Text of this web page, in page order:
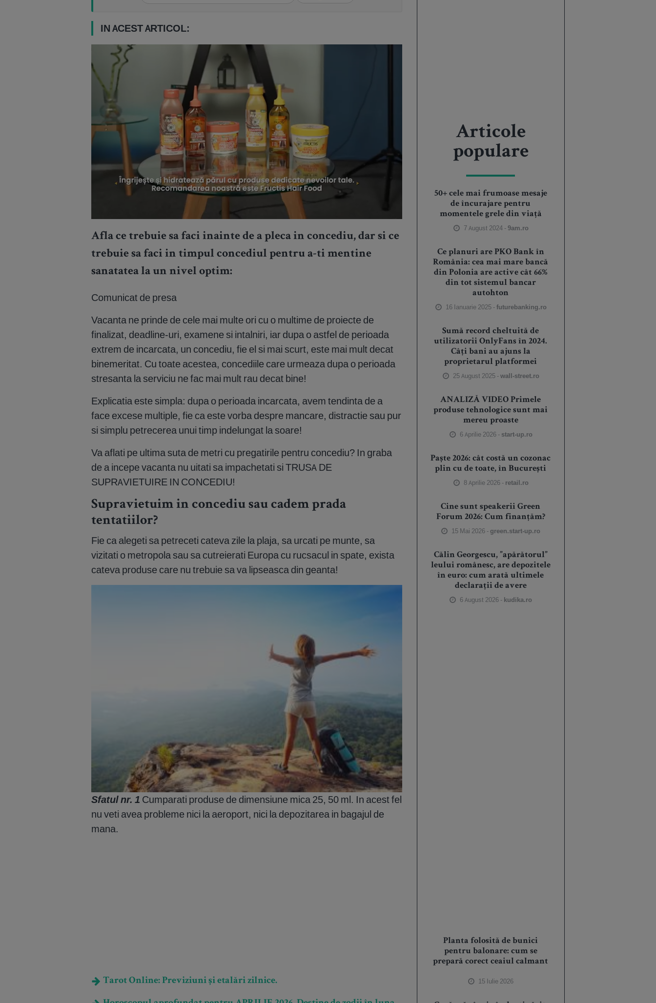
IN ACEST ARTICOL:
Afla ce trebuie sa faci inainte de a pleca in concediu, dar si ce
trebuie sa faci in timpul concediul pentru a-ti mentine
sanatatea la un nivel optim:
Comunicat de presa
Vacanta ne prinde de cele mai multe ori cu o multime de proiecte de
finalizat, deadline-uri, examene si intalniri, iar dupa o astfel de perioada
extrem de incarcata, un concediu, fie el si mai scurt, este mai mult decat
binemeritat. Cu toate acestea, concediile care urmeaza dupa o perioada
stresanta la serviciu ne fac mai mult rau decat bine!
Explicatia este simpla: dupa o perioada incarcata, avem tendinta de a
face excese multiple, fie ca este vorba despre mancare, distractie sau pur
si simplu petrecerea unui timp indelungat la soare!
Va aflati pe ultima suta de metri cu pregatirile pentru concediu? In graba
de a incepe vacanta nu uitati sa impachetati si TRUSA DE
SUPRAVIETUIRE IN CONCEDIU!
Supravietuim in concediu sau cadem prada
tentatiilor?
Fie ca alegeti sa petreceti cateva zile la plaja, sa urcati pe munte, sa
vizitati o metropola sau sa cutreierati Europa cu rucsacul in spate, exista
cateva produse care nu trebuie sa va lipseasca din geanta!
Sfatul nr. 1 Cumparati produse de dimensiune mica 25, 50 ml. In acest fel
nu veti avea probleme nici la aeroport, nici la depozitarea in bagajul de
mana.
Tarot Online: Previziuni și etalări zilnice.
Articole
populare
50+ cele mai frumoase mesaje
de încurajare pentru
momentele grele din viață
7 August 2024 -9am.ro
Ce planuri are PKO Bank în
România: cea mai mare bancă
din Polonia are active cât 66%
din tot sistemul bancar
autohton
16 Ianuarie 2025 -futurebanking.ro
Sumă record cheltuită de
utilizatorii OnlyFans în 2024.
Câți bani au ajuns la
proprietarul platformei
25 August 2025 -wall-street.ro
ANALIZĂ VIDEO Primele
produse tehnologice sunt mai
mereu proaste
6 Aprilie 2026 - start-up.ro
Paște 2026: cât costă un cozonac
plin cu de toate, în București
8 Aprilie 2026 - retail.ro
Cine sunt speakerii Green
Forum 2026: Cum finanțăm?
15 Mai 2026 - green.start-up.ro
Călin Georgescu, ”apărătorul”
leului românesc, are depozitele
în euro: cum arată ultimele
declarații de avere
6 August 2026 - kudika.ro
Planta folosită de bunici
pentru balonare: cum se
prepară corect ceaiul calmant
15 Iulie 2026